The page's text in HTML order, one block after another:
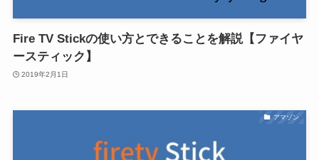
Fire TV Stickの使い方とできることを解説【ファイヤ
ースティック】
2019年2月1日
アマゾン